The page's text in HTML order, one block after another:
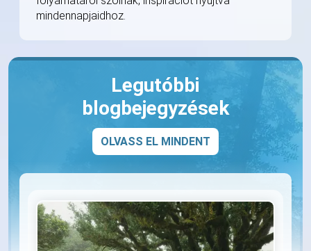
mindennapjaidhoz.
Legutóbbi
blogbejegyzések
OLVASS EL MINDENT